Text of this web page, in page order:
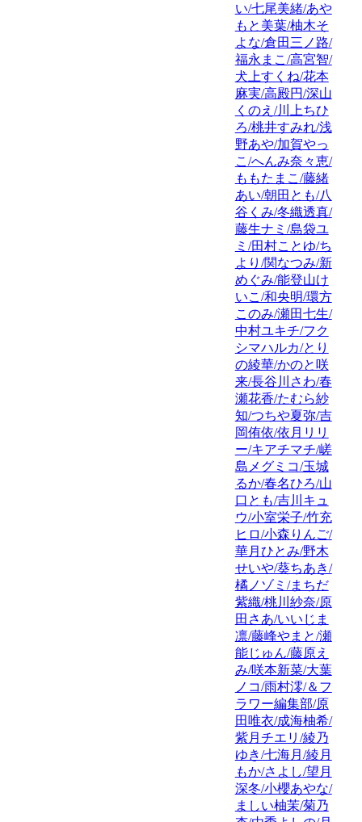
い/七尾美緒/あや
もと美葉/柚木そ
よな/倉田三ノ路/
福永まこ/高宮智/
犬上すくね/花本
麻実/高殿円/深山
くのえ/川上ちひ
ろ/桃井すみれ/浅
野あや/加賀やっ
こ/へんみ奈々恵/
ももたまこ/藤緒
あい/朝田とも/八
谷くみ/冬織透真/
藤生ナミ/島袋ユ
ミ/田村ことゆ/ち
より/関なつみ/新
めぐみ/能登山け
いこ/和央明/環方
このみ/瀬田七生/
中村ユキチ/フク
シマハルカ/とり
の綾華/かのと咲
来/長谷川さわ/春
瀬花香/たむら紗
知/つちや夏弥/吉
岡侑依/依月リリ
ー/キアチマチ/嵯
島メグミコ/玉城
るか/春名ひろ/山
口とも/吉川キュ
ウ/小室栄子/竹充
ヒロ/小森りんご/
華月ひとみ/野木
せいや/葵ちあき/
橘ノゾミ/まちだ
紫織/桃川紗奈/原
田さあ/いいじま
凛/藤峰やまと/瀬
能じゅん/藤原え
み/咲本新菜/大葉
ノコ/雨村澪/＆フ
ラワー編集部/原
田唯衣/成海柚希/
紫月チエリ/綾乃
ゆき/七海月/綾月
もか/さよし/望月
深冬/小櫻あやな/
ましい柚茉/菊乃